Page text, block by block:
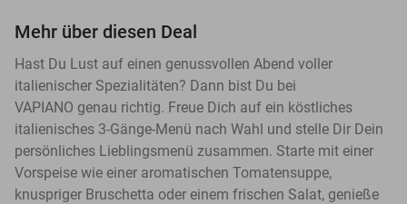
Mehr über diesen Deal
Hast Du Lust auf einen genussvollen Abend voller
italienischer Spezialitäten? Dann bist Du bei
VAPIANO genau richtig. Freue Dich auf ein köstliches
italienisches 3-Gänge-Menü nach Wahl und stelle Dir Dein
persönliches Lieblingsmenü zusammen. Starte mit einer
Vorspeise wie einer aromatischen Tomatensuppe,
knuspriger Bruschetta oder einem frischen Salat, genieße